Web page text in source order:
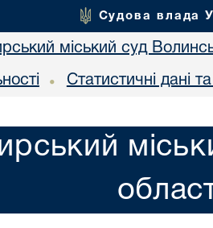
Судова влада
міський суд
• Статистичні дані